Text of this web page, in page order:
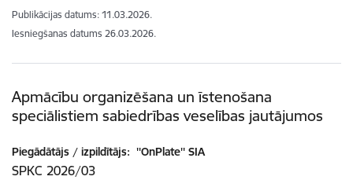
Publikācijas datums: 11.03.2026.
Iesniegšanas datums 26.03.2026.
Apmācību organizēšana un īstenošana
speciālistiem sabiedrības veselības jautājumos
Piegādātājs / izpildītājs: ''OnPlate'' SIA
SPKC 2026/03